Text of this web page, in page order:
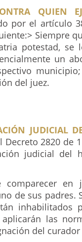
QUIEN
por el artículo
Siempre
potestad, se
un
del juez.
JUDICIAL
2820 de
judicial del
en
de sus padres.
inhabilitados
las
del